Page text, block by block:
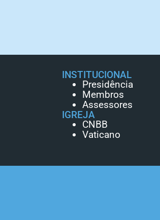
INSTITUCIONAL
Presidência
Membros
Assessores
IGREJA
CNBB
Vaticano